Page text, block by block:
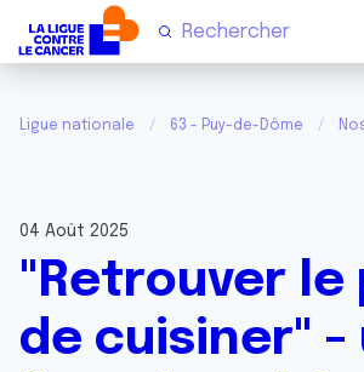
Ligue nationale 63 - Puy-de-Dôme
04 Août 2025
"Retrouver le
de cuisiner" -